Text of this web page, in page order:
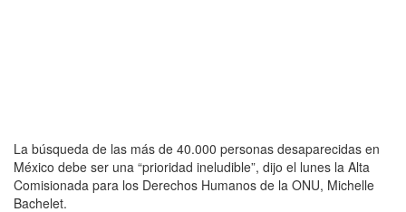
La búsqueda de las más de 40.000 personas desaparecidas en
México debe ser una “prioridad ineludible”, dijo el lunes la Alta
Comisionada para los Derechos Humanos de la ONU, Michelle
Bachelet.